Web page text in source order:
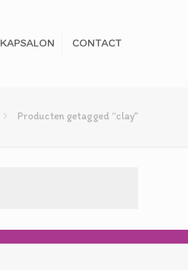
KAPSALON CONTACT
Producten getagged “clay”